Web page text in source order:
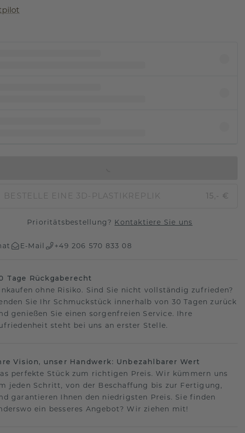
BESTELLE EINE 3D-PLASTIKREPLIK 15,- €
Prioritätsbestellung? Kontaktiere Sie uns
E-Mail +49 206 570 833 08
Tage Rückgaberecht
ohne Risiko. Sind Sie nicht vollständig zufrieden?
Sie Ihr Schmuckstück innerhalb von 30 Tagen zurück
genießen Sie einen sorgenfreien Service. Ihre
steht bei uns an erster Stelle.
Vision, unser Handwerk: Unbezahlbarer Wert
perfekte Stück zum richtigen Preis. Wir kümmern uns
jeden Schritt, von der Beschaffung bis zur Fertigung,
garantieren Ihnen den niedrigsten Preis. Sie finden
ein besseres Angebot? Wir ziehen mit!